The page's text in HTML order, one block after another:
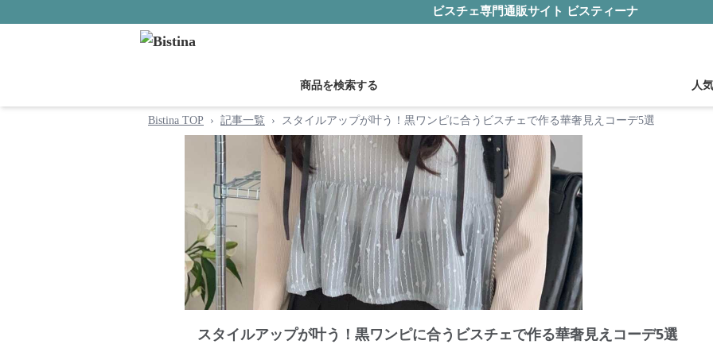
ビスチェ専門通販サイト ビスティーナ
商品を検索する 人
Bistina TOP › 記事一覧 › スタイルアップが叶う！黒ワンピに合うビスチェで作る華奢見えコーデ5選
スタイルアップが叶う！黒ワンピに合うビスチェで作る華奢見えコーデ5選